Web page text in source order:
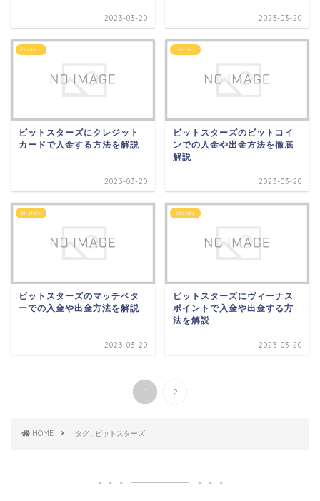
2023-03-20 2023-03-20
bitstarz
ビットスターズにクレジット
カードで入金する方法を解説
2023-03-20
bitstarz
ビットスターズのビットコイ
ンでの入金や出金方法を徹底
解説
2023-03-20
bitstarz
ビットスターズのマッチベタ
ーでの入金や出金方法を解説
2023-03-20
bitstarz
ビットスターズにヴィーナス
ポイントで入金や出金する方
法を解説
2023-03-20
1 2
HOME タグ : ビットスターズ